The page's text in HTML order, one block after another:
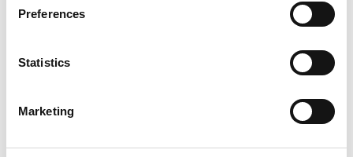
Preferences
Statistics
Marketing
evidensbaseret viden, så du kan gå ud og skabe stærke
sprogmiljøer for de børn, som du har med at gøre i hverdagen.
Over 5000 fagprofessionelle bruger Nebula til daglig og det
kan du også.